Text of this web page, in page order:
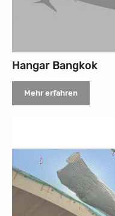
Hangar Bangkok
Mehr erfahren